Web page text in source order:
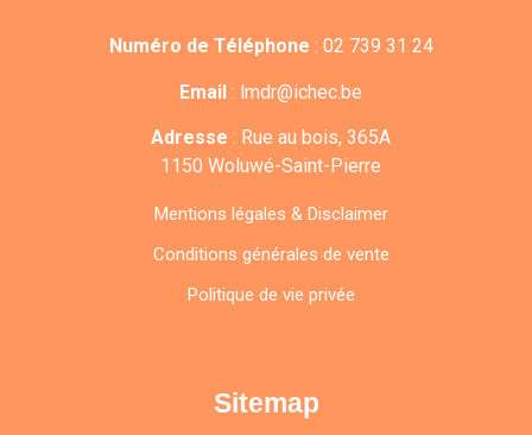
Numéro de Téléphone : 02 739 31 24
Email : lmdr@ichec.be
Adresse : Rue au bois, 365A
1150 Woluwé-Saint-Pierre
Mentions légales & Disclaimer
Conditions générales de vente
Politique de vie privée
Sitemap